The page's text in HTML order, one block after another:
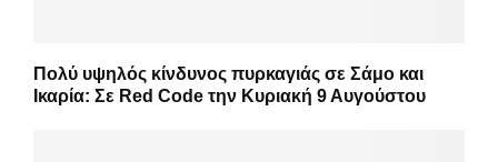
Πολύ υψηλός κίνδυνος πυρκαγιάς σε Σάμο και
Ικαρία: Σε Red Code την Κυριακή 9 Αυγούστου